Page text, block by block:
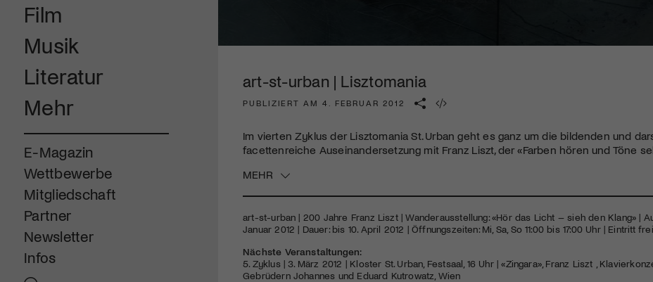
Film
Musik
Literatur
Mehr
E-Magazin
Wettbewerbe
Mitgliedschaft
Partner
Newsletter
Infos
art-st-urban | Lisztomania
PUBLIZIERT AM 4. FEBRUAR 2012
Im vierten Zyklus der Lisztomania St. Urban geht es ganz um die bildenden und
facettenreiche Auseinandersetzung mit Franz Liszt, der «Farben hören und Töne
MEHR
art-st-urban | 200 Jahre Franz Liszt | Wanderausstellung: «Hör das Licht – sieh den Klang» |
Januar 2012 | Dauer: bis 10. April 2012 | Öffnungszeiten: Mi, Sa, So 11:00 bis 17:00 Uhr | Eintritt frei
Nächste Veranstaltungen:
5. Zyklus | 3. März 2012 | Kloster St. Urban, Festsaal, 16 Uhr | «Zingara», Franz Liszt ,
Gebrüdern Johannes und Eduard Kutrowatz, Wien
diversen Kulturevents.
Jetzt Mitglied werden